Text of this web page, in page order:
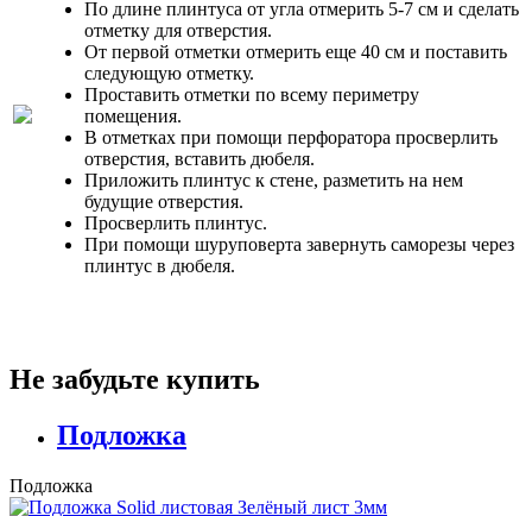
По длине плинтуса от угла отмерить 5-7 см и сделать
отметку для отверстия.
От первой отметки отмерить еще 40 см и поставить
следующую отметку.
Проставить отметки по всему периметру
помещения.
В отметках при помощи перфоратора просверлить
отверстия, вставить дюбеля.
Приложить плинтус к стене, разметить на нем
будущие отверстия.
Просверлить плинтус.
При помощи шуруповерта завернуть саморезы через
плинтус в дюбеля.
Не забудьте купить
Подложка
Подложка